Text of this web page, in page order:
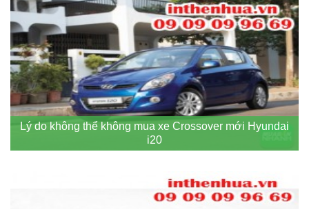
Lý do không thể không mua xe Crossover mới Hyundai
i20